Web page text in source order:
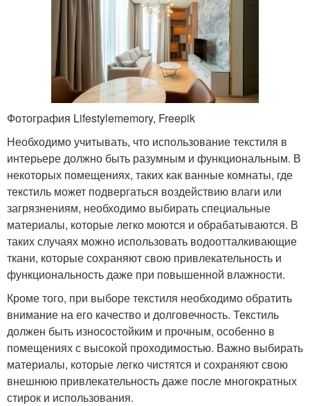
Фотография Lifestylememory, Freepik
Необходимо учитывать, что использование текстиля в
интерьере должно быть разумным и функциональным. В
некоторых помещениях, таких как ванные комнаты, где
текстиль может подвергаться воздействию влаги или
загрязнениям, необходимо выбирать специальные
материалы, которые легко моются и обрабатываются. В
таких случаях можно использовать водоотталкивающие
ткани, которые сохраняют свою привлекательность и
функциональность даже при повышенной влажности.
Кроме того, при выборе текстиля необходимо обратить
внимание на его качество и долговечность. Текстиль
должен быть износостойким и прочным, особенно в
помещениях с высокой проходимостью. Важно выбирать
материалы, которые легко чистятся и сохраняют свою
внешнюю привлекательность даже после многократных
стирок и использования.